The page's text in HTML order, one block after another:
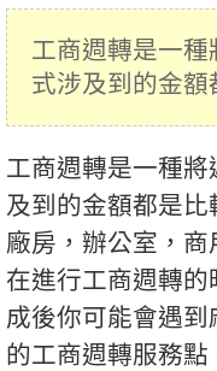
工商週轉是一
式涉及到的金
工商週轉是一種
及到的金額都是
廠房，辦公室，商
在進行工商週轉
成後你可能會遇
的工商週轉服務點